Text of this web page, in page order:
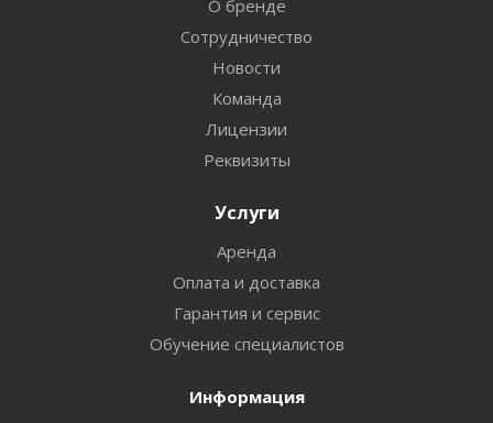
О бренде
Сотрудничество
Новости
Команда
Лицензии
Реквизиты
Услуги
Аренда
Оплата и доставка
Гарантия и сервис
Обучение специалистов
Информация